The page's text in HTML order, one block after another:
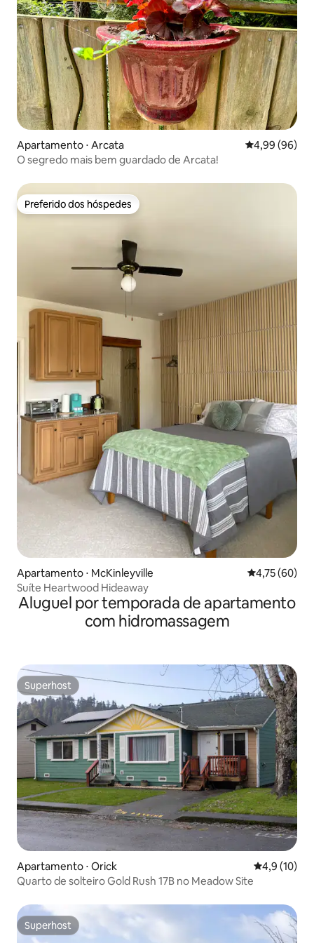
Apartamento ⋅ Arcata 4,99 de uma
4,99 (96)
O segredo mais bem guardado de Arcata!
Preferido dos hóspedes
Preferido dos hóspedes
Apartamento ⋅ McKinleyville 4,75 de uma
4,75 (60)
Suíte Heartwood Hideaway
Aluguel por temporada de apartamento
com hidromassagem
Superhost
Superhost
Apartamento ⋅ Orick 4,9 de uma
4,9 (10)
Quarto de solteiro Gold Rush 17B no Meadow Site
Superhost
Superhost